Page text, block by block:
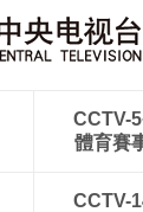
CCTV-
體育賽
CCTV-